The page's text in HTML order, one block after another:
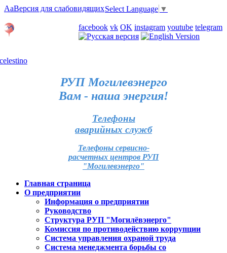
AaВерсия для слабовидящихSelect Language ▼
facebook vk OK instagram youtube telegram
РУП Могилевэнерго
Вам - наша энергия!
Телефоны
аварийных служб
Телефоны сервисно-
расчетных центров РУП
"Могилевэнерго"
Главная страница
О предприятии
Информация о предприятии
Руководство
Структура РУП "Могилёвэнерго"
Комиссия по противодействию коррупции
Система управления охраной труда
Система менеджмента борьбы со